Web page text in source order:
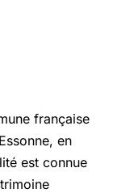
française
en
est connue